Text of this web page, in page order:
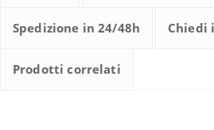
Spedizione in 24/48h Chiedi
Prodotti correlati